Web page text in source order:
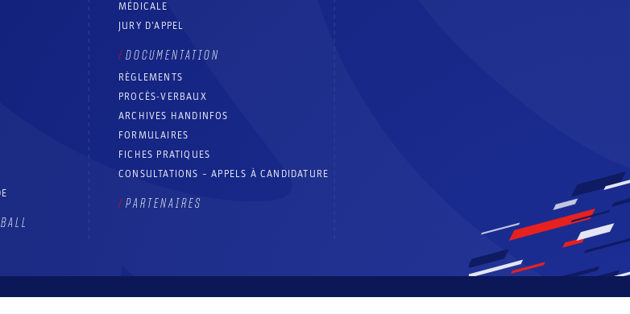
MÉDICALE
JURY D’APPEL
DOCUMENTATION
RÈGLEMENTS
PROCÈS-VERBAUX
ARCHIVES HANDINFOS
FORMULAIRES
FICHES PRATIQUES
CONSULTATIONS – APPELS À CANDIDATURE
PARTENAIRES